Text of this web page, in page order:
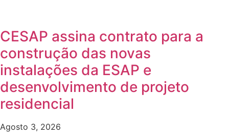
CESAP assina contrato para a
construção das novas
instalações da ESAP e
desenvolvimento de projeto
residencial
Agosto 3, 2026